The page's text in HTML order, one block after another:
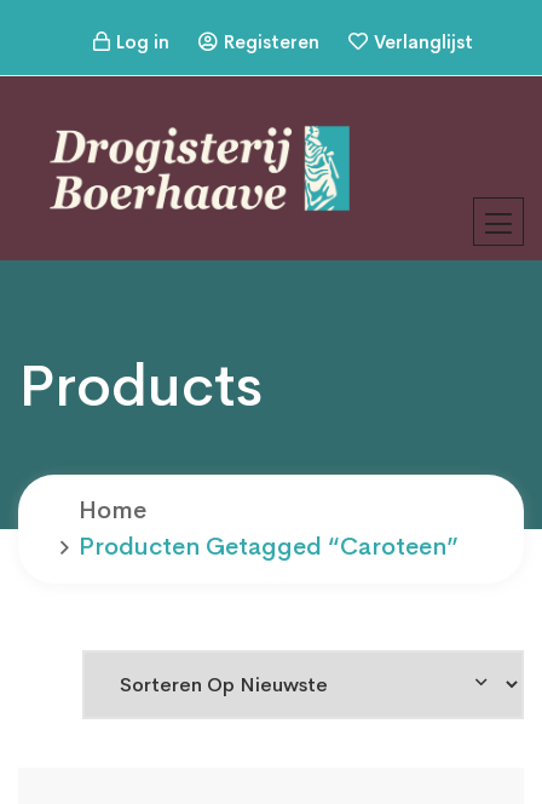
Log in Registeren Verlanglijst
Products
Home
Producten Getagged “caroteen”